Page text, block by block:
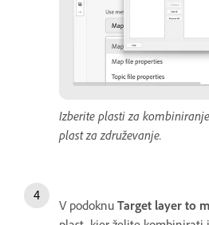
Izberite plasti za
plast za združevanje.
V podoknu Target layer to